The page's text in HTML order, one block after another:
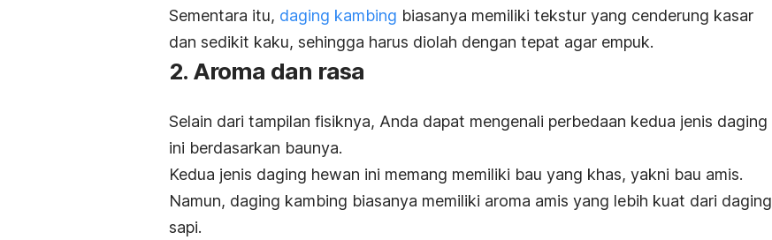
Sementara itu, daging kambing biasanya memiliki tekstur yang cenderung kasar
dan sedikit kaku, sehingga harus diolah dengan tepat agar empuk.
2. Aroma dan rasa
Selain dari tampilan fisiknya, Anda dapat mengenali perbedaan kedua jenis daging
ini berdasarkan baunya.
Kedua jenis daging hewan ini memang memiliki bau yang khas, yakni bau amis.
Namun, daging kambing biasanya memiliki aroma amis yang lebih kuat dari daging
sapi.